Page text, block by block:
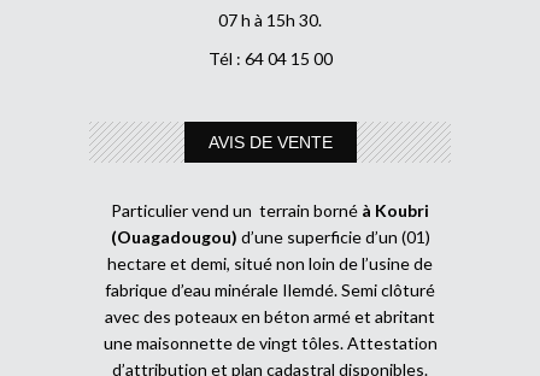
07 h à 15h 30.
Tél : 64 04 15 00
AVIS DE VENTE
Particulier vend un terrain borné à Koubri
(Ouagadougou) d’une superficie d’un (01)
hectare et demi, situé non loin de l’usine de
fabrique d’eau minérale Ilemdé. Semi clôturé
avec des poteaux en béton armé et abritant
une maisonnette de vingt tôles. Attestation
d’attribution et plan cadastral disponibles.